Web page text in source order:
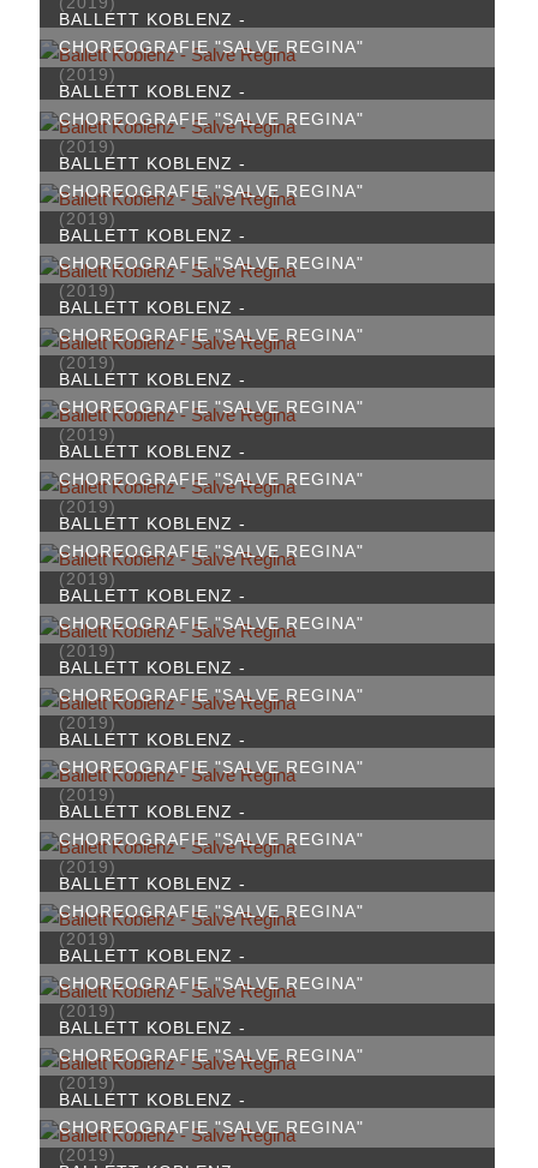
BALLETT KOBLENZ -
CHOREOGRAFIE "SALVE REGINA"
(2019)
BALLETT KOBLENZ -
CHOREOGRAFIE "SALVE REGINA"
(2019)
BALLETT KOBLENZ -
CHOREOGRAFIE "SALVE REGINA"
(2019)
BALLETT KOBLENZ -
CHOREOGRAFIE "SALVE REGINA"
(2019)
BALLETT KOBLENZ -
CHOREOGRAFIE "SALVE REGINA"
(2019)
BALLETT KOBLENZ -
CHOREOGRAFIE "SALVE REGINA"
(2019)
BALLETT KOBLENZ -
CHOREOGRAFIE "SALVE REGINA"
(2019)
BALLETT KOBLENZ -
CHOREOGRAFIE "SALVE REGINA"
(2019)
BALLETT KOBLENZ -
CHOREOGRAFIE "SALVE REGINA"
(2019)
BALLETT KOBLENZ -
CHOREOGRAFIE "SALVE REGINA"
(2019)
BALLETT KOBLENZ -
CHOREOGRAFIE "SALVE REGINA"
(2019)
BALLETT KOBLENZ -
CHOREOGRAFIE "SALVE REGINA"
(2019)
BALLETT KOBLENZ -
CHOREOGRAFIE "SALVE REGINA"
(2019)
BALLETT KOBLENZ -
CHOREOGRAFIE "SALVE REGINA"
(2019)
BALLETT KOBLENZ -
CHOREOGRAFIE "SALVE REGINA"
(2019)
BALLETT KOBLENZ -
CHOREOGRAFIE "SALVE REGINA"
(2019)